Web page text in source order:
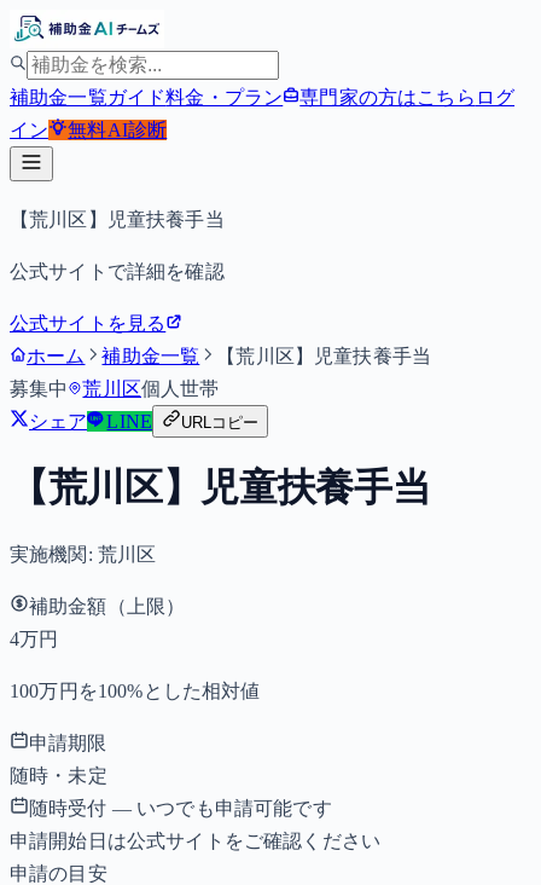
補助金一覧ガイド料金・プラン 専門家の方はこちら ログ
イン
無料AI診断
【荒川区】児童扶養手当
公式サイトで詳細を確認
公式サイトを見る
ホーム
補助金一覧
【荒川区】児童扶養手当
募集中
荒川区個人世帯
シェア
LINE URLコピー
【荒川区】児童扶養手当
実施機関: 荒川区
補助金額（上限）
4万円
100万円を100%とした相対値
申請期限
随時・未定
随時受付 — いつでも申請可能です
申請開始日は公式サイトをご確認ください
申請の目安